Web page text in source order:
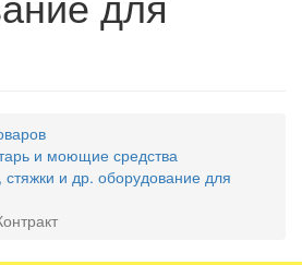
и моющие средства
и др. оборудование для